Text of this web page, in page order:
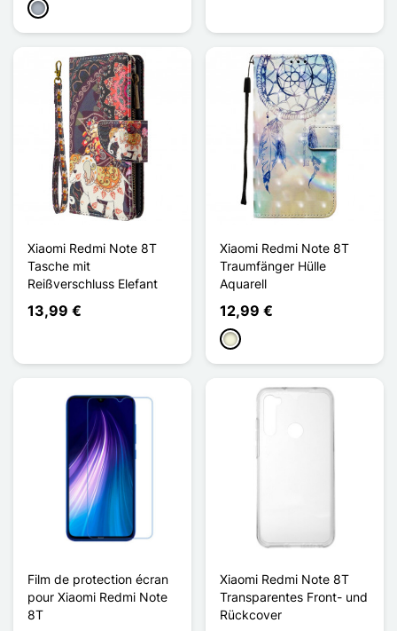
Grau
Xiaomi Redmi Note 8T
Tasche mit
Reißverschluss Elefant
13,99 €
Xiaomi Redmi Note 8T
Traumfänger Hülle
Aquarell
12,99 €
Beige
Film de protection écran
pour Xiaomi Redmi Note
8T
Xiaomi Redmi Note 8T
Transparentes Front- und
Rückcover